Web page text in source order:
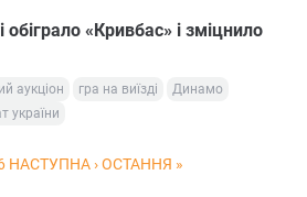
«Кривбас» і зміцнило
аукціон гра на виїзді
Динамо
україни
НАСТУПНА ›ОСТАННЯ »